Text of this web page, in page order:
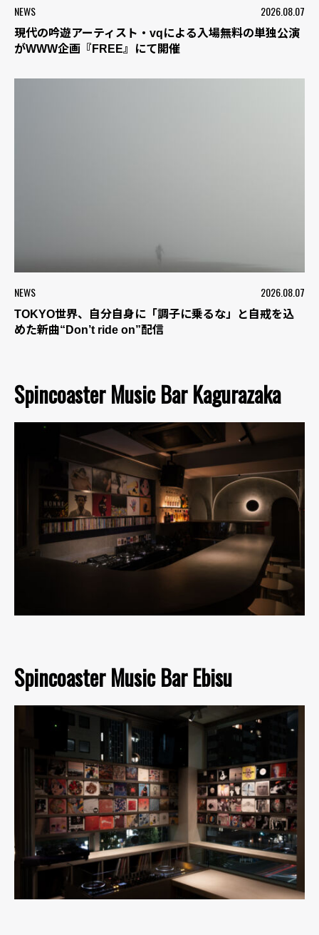
NEWS 2026.08.07
現代の吟遊アーティスト・vqによる入場無料の単独公演
がWWW企画『FREE』にて開催
NEWS 2026.08.07
TOKYO世界、自分自身に「調子に乗るな」と自戒を込
めた新曲“Don’t ride on”配信
Spincoaster Music Bar Kagurazaka
Spincoaster Music Bar Ebisu